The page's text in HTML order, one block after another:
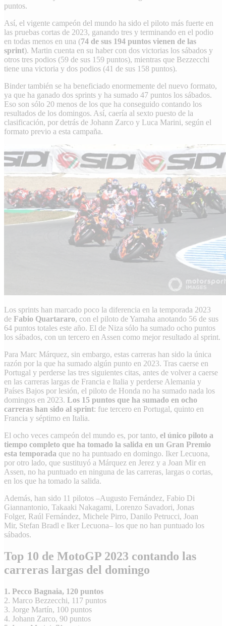
puntos.
Así, el vigente campeón del mundo ha sido el piloto más fuerte en
las pruebas cortas de 2023, ganando tres y terminando en el podio
en todas menos en una (74 de sus 194 puntos vienen de las
sprint). Martin cuenta en su haber con dos victorias los sábados y
otros tres podios (59 de sus 159 puntos), mientras que Bezzecchi
tiene una victoria y dos podios (41 de sus 158 puntos).
Binder también se ha beneficiado enormemente del nuevo formato,
ya que ha ganado dos sprints y ha sumado 47 puntos los sábados.
Eso son sólo 20 menos de los que ha conseguido contando los
resultados de los domingos. Así, caería al sexto puesto de la
clasificación, por detrás de Johann Zarco y Luca Marini, según el
formato previo a esta campaña.
Los sprints han marcado poco la diferencia en la temporada 2023
de Fabio Quartararo, con el piloto de Yamaha anotando 56 de sus
64 puntos totales este año. El de Niza sólo ha sumado ocho puntos
los sábados, con un tercero en Assen como mejor resultado al sprint.
Para Marc Márquez, sin embargo, estas carreras han sido la única
razón por la que ha sumado algún punto en 2023. Tras caerse en
Portugal y perderse las tres siguientes citas, antes de volver a caerse
en las carreras largas de Francia e Italia y perderse Alemania y
Países Bajos por lesión, el piloto de Honda no ha sumado nada los
domingos en 2023. Los 15 puntos que ha sumado en ocho
carreras han sido al sprint: fue tercero en Portugal, quinto en
Francia y séptimo en Italia.
El ocho veces campeón del mundo es, por tanto, el único piloto a
tiempo completo que ha tomado la salida en un Gran Premio
esta temporada que no ha puntuado en domingo. Iker Lecuona,
por otro lado, que sustituyó a Márquez en Jerez y a Joan Mir en
Assen, no ha puntuado en ninguna de las carreras, largas o cortas,
en los que ha tomado la salida.
Además, han sido 11 pilotos –Augusto Fernández, Fabio Di
Giannantonio, Takaaki Nakagami, Lorenzo Savadori, Jonas
Folger, Raúl Fernández, Michele Pirro, Danilo Petrucci, Joan
Mir, Stefan Bradl e Iker Lecuona– los que no han puntuado los
sábados.
Top 10 de MotoGP 2023 contando las
carreras largas del domingo
1. Pecco Bagnaia, 120 puntos
2. Marco Bezzecchi, 117 puntos
3. Jorge Martín, 100 puntos
4. Johann Zarco, 90 puntos